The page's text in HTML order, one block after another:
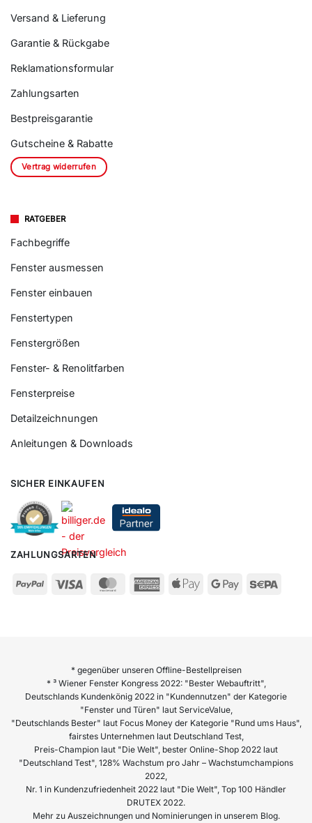
Versand & Lieferung
Garantie & Rückgabe
Reklamationsformular
Zahlungsarten
Bestpreisgarantie
Gutscheine & Rabatte
Vertrag widerrufen
RATGEBER
Fachbegriffe
Fenster ausmessen
Fenster einbauen
Fenstertypen
Fenstergrößen
Fenster- & Renolitfarben
Fensterpreise
Detailzeichnungen
Anleitungen & Downloads
SICHER EINKAUFEN
ZAHLUNGSARTEN
* gegenüber unseren Offline-Bestellpreisen
* ³ Wiener Fenster Kongress 2022: "Bester Webauftritt",
Deutschlands Kundenkönig 2022 in "Kundennutzen" der Kategorie
"Fenster und Türen" laut ServiceValue,
"Deutschlands Bester" laut Focus Money der Kategorie "Rund ums Haus",
fairstes Unternehmen laut Deutschland Test,
Preis-Champion laut "Die Welt", bester Online-Shop 2022 laut
"Deutschland Test", 128% Wachstum pro Jahr – Wachstumchampions
2022,
Nr. 1 in Kundenzufriedenheit 2022 laut "Die Welt", Top 100 Händler
DRUTEX 2022.
Mehr zu Auszeichnungen und Nominierungen in unserem Blog.